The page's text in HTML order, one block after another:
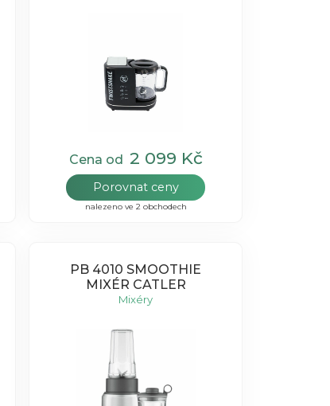
Cena od 2 099 Kč
Porovnat ceny
nalezeno ve 2 obchodech
PB 4010 SMOOTHIE
MIXÉR CATLER
Mixéry